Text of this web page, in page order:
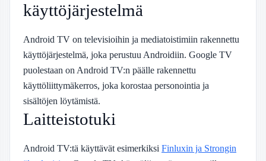
käyttöjärjestelmä
Android TV on televisioihin ja mediatoistimiin rakennettu
käyttöjärjestelmä, joka perustuu Androidiin. Google TV
puolestaan on Android TV:n päälle rakennettu
käyttöliittymäkerros, joka korostaa personointia ja
sisältöjen löytämistä.
Laitteistotuki
Android TV:tä käyttävät esimerkiksi Finluxin ja Strongin